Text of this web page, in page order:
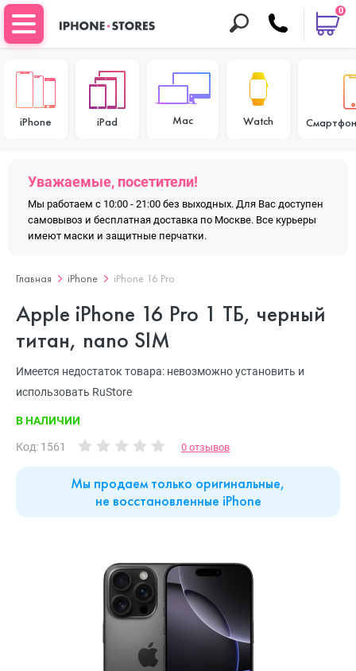
0
iPhone iPad Mac Watch
Уважаемые, посетители!
Мы работаем с 10:00 - 21:00 без выходных. Для Вас доступен
самовывоз и бесплатная доставка по Москве. Все курьеры
имеют маски и защитные перчатки.
Главная iPhone iPhone 16 Pro
Apple iPhone 16 Pro 1 ТБ, черный
титан, nano SIM
Имеется недостаток товара: невозможно установить и
использовать RuStore
В НАЛИЧИИ
Код: 1561 0 отзывов
Мы продаем только оригинальные,
не восстановленные iPhone